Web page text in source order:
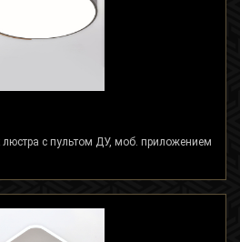
с пультом ДУ, моб. приложением